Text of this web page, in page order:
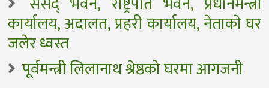
कार्यालय, अदालत, प्रहरी कार्यालय, नेताकाे घर
जलेर ध्वस्त
पूर्वमन्त्री लिलानाथ श्रेष्ठको घरमा आगजनी